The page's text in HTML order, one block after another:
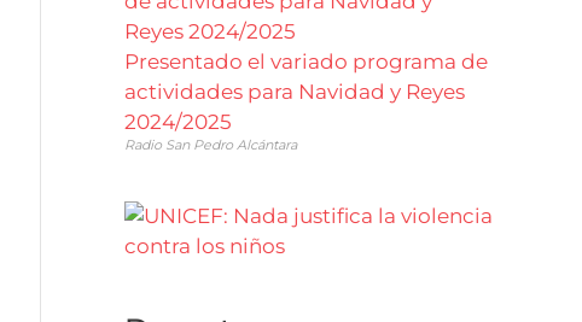
Presentado el variado programa de
actividades para Navidad y Reyes
2024/2025
Radio San Pedro Alcántara